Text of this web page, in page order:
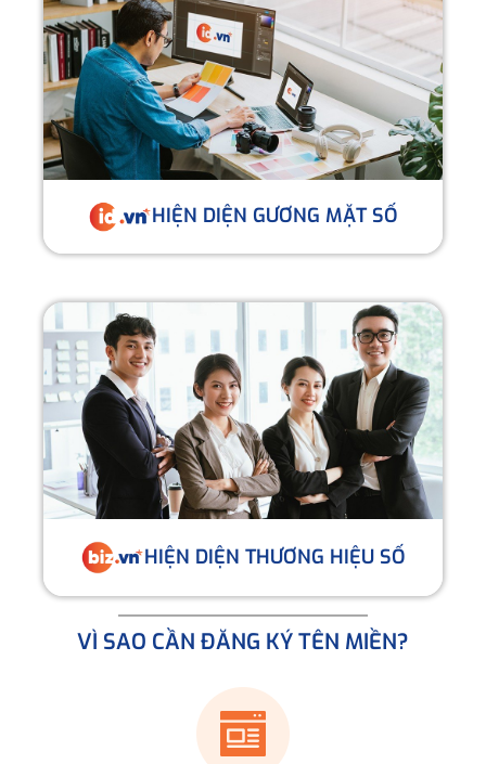
HIỆN DIỆN GƯƠNG MẶT SỐ
HIỆN DIỆN THƯƠNG HIỆU SỐ
VÌ SAO CẦN ĐĂNG KÝ TÊN MIỀN?